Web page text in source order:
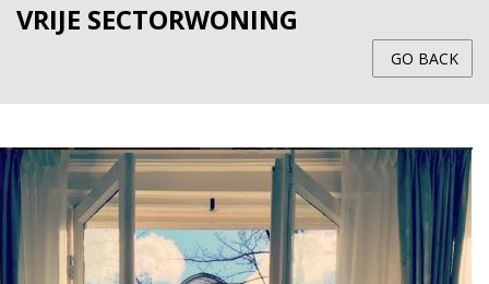
VRIJE SECTORWONING
GO BACK